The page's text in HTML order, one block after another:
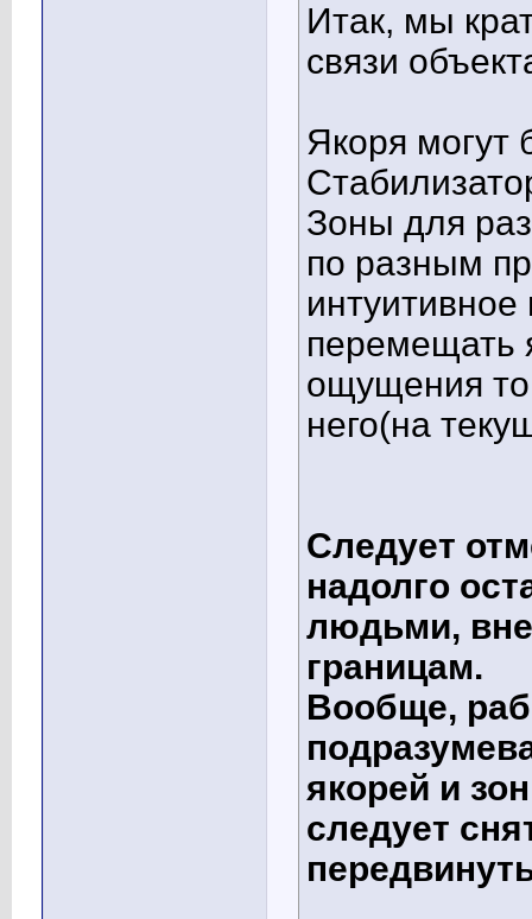
Итак, мы
связи
Якоря
Зоны для
по разным
перемещать
ощущения
него(на
Следует
надолго
людьми, вне
границам.
Вообще,
якорей и
следует